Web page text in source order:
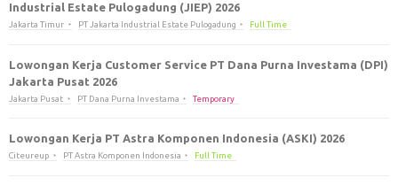
Industrial Estate Pulogadung (JIEP) 2026
Jakarta Timur PT Jakarta Industrial Estate Pulogadung Full Time
Lowongan Kerja Customer Service PT Dana Purna Investama (DPI)
Jakarta Pusat 2026
Jakarta Pusat PT Dana Purna Investama Temporary
Lowongan Kerja PT Astra Komponen Indonesia (ASKI) 2026
Citeureup PT Astra Komponen Indonesia Full Time